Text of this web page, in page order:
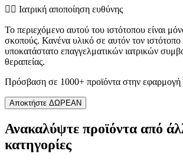
👨‍⚕️️ Ιατρική αποποίηση ευθύνης
Το περιεχόμενο αυτού του ιστότοπου είναι
σκοπούς. Κανένα υλικό σε αυτόν τον ιστότοπο
υποκατάστατο επαγγελματικών ιατρικών
θεραπείας.
Πρόσβαση σε 1000+ προϊόντα στην εφαρμογή
Αποκτήστε ΔΩΡΕΑΝ
Ανακαλύψτε προϊόντα από
κατηγορίες